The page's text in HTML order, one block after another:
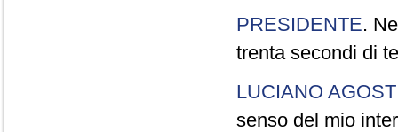
PRESIDENTE.
trenta secondi di
LUCIANO
senso del mio